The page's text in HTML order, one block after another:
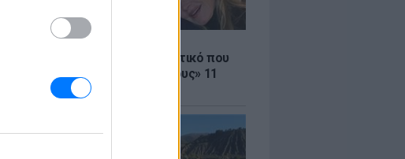
LIFESTYLE
Μπαντέρας – Γκρίφιθ: Το μυστικό που
τους κρατά «καλύτερους φίλους» 11
χρόνια μετά